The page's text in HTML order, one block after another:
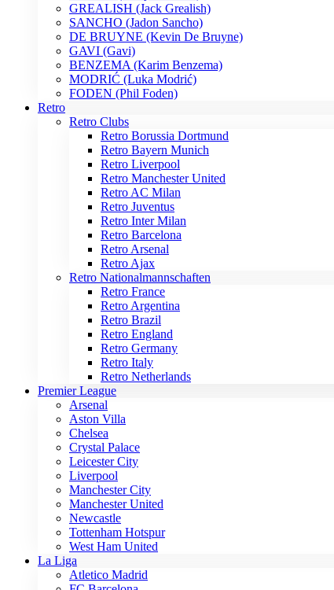
GREALISH (Jack Grealish)
SANCHO (Jadon Sancho)
DE BRUYNE (Kevin De Bruyne)
GAVI (Gavi)
BENZEMA (Karim Benzema)
MODRIĆ (Luka Modrić)
FODEN (Phil Foden)
Retro
Retro Clubs
Retro Borussia Dortmund
Retro Bayern Munich
Retro Liverpool
Retro Manchester United
Retro AC Milan
Retro Juventus
Retro Inter Milan
Retro Barcelona
Retro Arsenal
Retro Ajax
Retro Nationalmannschaften
Retro France
Retro Argentina
Retro Brazil
Retro England
Retro Germany
Retro Italy
Retro Netherlands
Premier League
Arsenal
Aston Villa
Chelsea
Crystal Palace
Leicester City
Liverpool
Manchester City
Manchester United
Newcastle
Tottenham Hotspur
West Ham United
La Liga
Atletico Madrid